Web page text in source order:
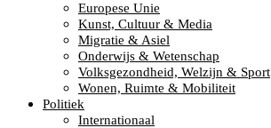
Europese Unie
Kunst, Cultuur & Media
Migratie & Asiel
Onderwijs & Wetenschap
Volksgezondheid, Welzijn & Sport
Wonen, Ruimte & Mobiliteit
Politiek
Internationaal